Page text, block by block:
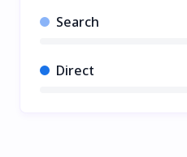
Search
Direct